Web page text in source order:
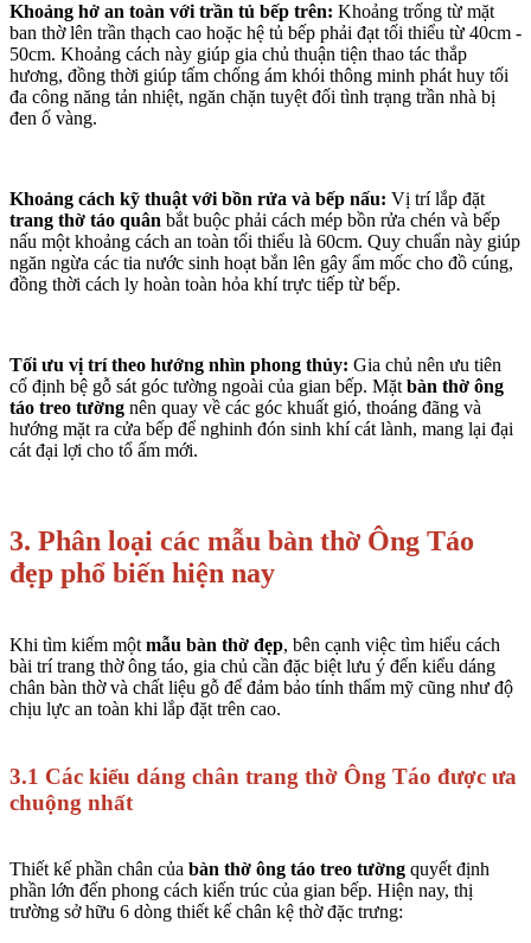
Khoảng hở an toàn với trần tủ bếp trên: Khoảng trống từ mặt
ban thờ lên trần thạch cao hoặc hệ tủ bếp phải đạt tối thiểu từ 40cm -
50cm. Khoảng cách này giúp gia chủ thuận tiện thao tác thắp
hương, đồng thời giúp tấm chống ám khói thông minh phát huy tối
đa công năng tản nhiệt, ngăn chặn tuyệt đối tình trạng trần nhà bị
đen ố vàng.
Khoảng cách kỹ thuật với bồn rửa và bếp nấu: Vị trí lắp đặt
trang thờ táo quân bắt buộc phải cách mép bồn rửa chén và bếp
nấu một khoảng cách an toàn tối thiểu là 60cm. Quy chuẩn này giúp
ngăn ngừa các tia nước sinh hoạt bắn lên gây ẩm mốc cho đồ cúng,
đồng thời cách ly hoàn toàn hỏa khí trực tiếp từ bếp.
Tối ưu vị trí theo hướng nhìn phong thủy: Gia chủ nên ưu tiên
cố định bệ gỗ sát góc tường ngoài của gian bếp. Mặt bàn thờ ông
táo treo tường nên quay về các góc khuất gió, thoáng đãng và
hướng mặt ra cửa bếp để nghinh đón sinh khí cát lành, mang lại đại
cát đại lợi cho tổ ấm mới.
3. Phân loại các mẫu bàn thờ Ông Táo
đẹp phổ biến hiện nay
Khi tìm kiếm một mẫu bàn thờ đẹp, bên cạnh việc tìm hiểu cách
bài trí trang thờ ông táo, gia chủ cần đặc biệt lưu ý đến kiểu dáng
chân bàn thờ và chất liệu gỗ để đảm bảo tính thẩm mỹ cũng như độ
chịu lực an toàn khi lắp đặt trên cao.
3.1 Các kiểu dáng chân trang thờ Ông Táo được ưa
chuộng nhất
Thiết kế phần chân của bàn thờ ông táo treo tường quyết định
phần lớn đến phong cách kiến trúc của gian bếp. Hiện nay, thị
trường sở hữu 6 dòng thiết kế chân kệ thờ đặc trưng: